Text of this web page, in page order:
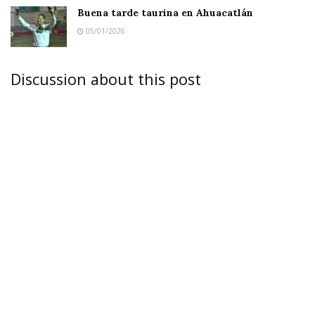
Ahuacatlán celebrá el día de Reyes con rosca y
chocolate
Buena tarde taurina en Ahuacatlán
05/01/2026
Discussion about this post